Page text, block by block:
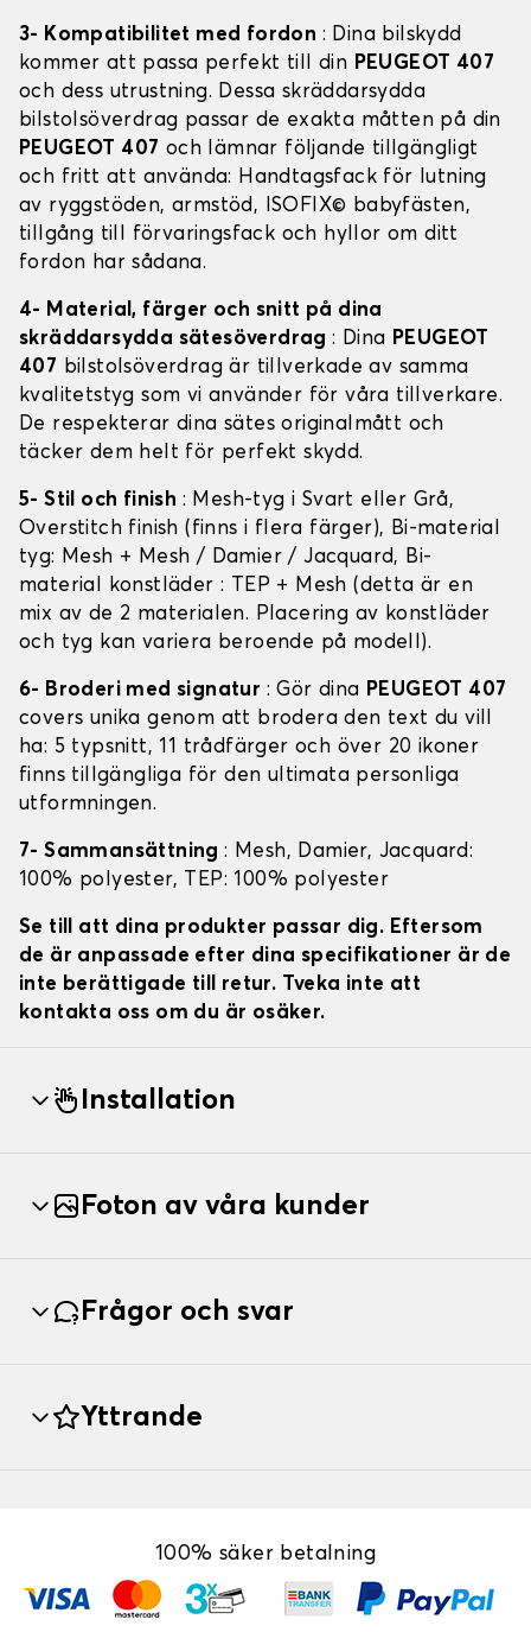
3- Kompatibilitet med fordon : Dina bilskydd
kommer att passa perfekt till din PEUGEOT 407
och dess utrustning. Dessa skräddarsydda
bilstolsöverdrag passar de exakta måtten på din
PEUGEOT 407 och lämnar följande tillgängligt
och fritt att använda: Handtagsfack för lutning
av ryggstöden, armstöd, ISOFIX© babyfästen,
tillgång till förvaringsfack och hyllor om ditt
fordon har sådana.
4- Material, färger och snitt på dina
skräddarsydda sätesöverdrag: Dina PEUGEOT
407 bilstolsöverdrag är tillverkade av samma
kvalitetstyg som vi använder för våra tillverkare.
De respekterar dina sätes originalmått och
täcker dem helt för perfekt skydd.
5- Stil och finish : Mesh-tyg i Svart eller Grå,
Overstitch finish (finns i flera färger), Bi-material
tyg: Mesh + Mesh / Damier / Jacquard, Bi-
material konstläder : TEP + Mesh (detta är en
mix av de 2 materialen. Placering av konstläder
och tyg kan variera beroende på modell).
6- Broderi med signatur : Gör dina PEUGEOT 407
covers unika genom att brodera den text du vill
ha: 5 typsnitt, 11 trådfärger och över 20 ikoner
finns tillgängliga för den ultimata personliga
utformningen.
7- Sammansättning: Mesh, Damier, Jacquard:
100% polyester, TEP: 100% polyester
Se till att dina produkter passar dig. Eftersom
de är anpassade efter dina specifikationer är de
inte berättigade till retur. Tveka inte att
kontakta oss om du är osäker.
Installation
Foton av våra kunder
Frågor och svar
Yttrande
100% säker betalning